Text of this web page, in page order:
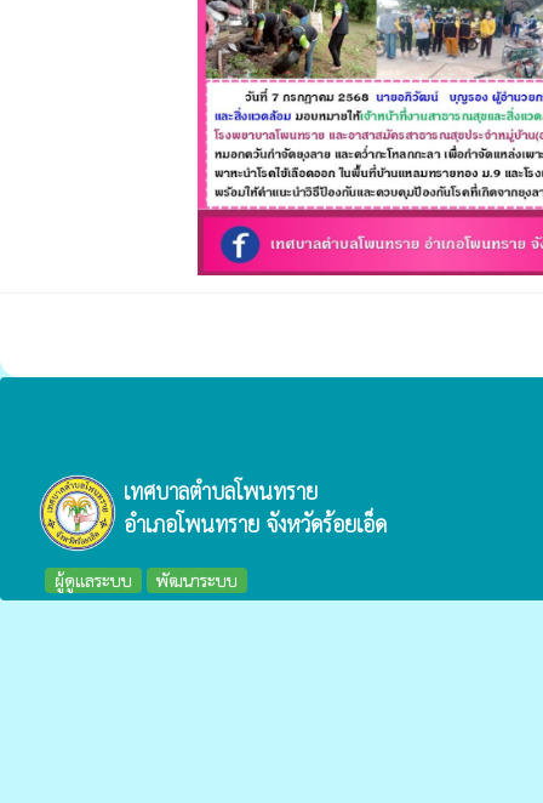
เทศบาลตำบลโพนทราย
อำเภอโพนทราย จังหวัดร้อยเอ็ด
ผู้ดูแลระบบ พัฒนาระบบ